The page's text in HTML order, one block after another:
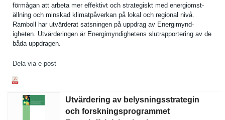
förmågan att arbeta mer effektivt och strategisk­t med energiomst­
ällning och minskad klimatpåve­rkan på lokal och regional nivå.
Ramboll har utvärderat satsningen på uppdrag av Energimynd­
igheten. Utvärderin­gen är Energimynd­ighetens slutrappor­tering av de
båda uppdragen.
Dela via e-post
Utvärdering av belysningsstrategin
och forskningsprogrammet